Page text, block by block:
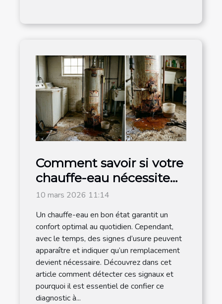
Comment savoir si votre
chauffe-eau nécessite
un remplacement ?
10 mars 2026 11:14
Un chauffe-eau en bon état garantit un
confort optimal au quotidien. Cependant,
avec le temps, des signes d’usure peuvent
apparaître et indiquer qu’un remplacement
devient nécessaire. Découvrez dans cet
article comment détecter ces signaux et
pourquoi il est essentiel de confier ce
diagnostic à...